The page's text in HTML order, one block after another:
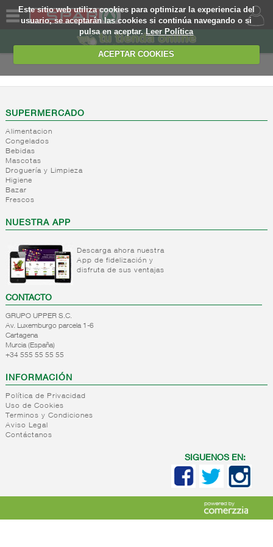
Este sitio web utiliza cookies para optimizar la experiencia del
usuario, se aceptarán las cookies si continúa navegando o si
pulsa en aceptar.Leer Política
ACEPTAR COOKIES
SOMOS
WEB
EJEMPLO
SUPERMERCADO
Alimentacion
Congelados
Bebidas
Mascotas
Droguería y Limpieza
Higiene
Bazar
Frescos
NUESTRA APP
Descarga ahora nuestra
App de fidelización y
disfruta de sus ventajas
CONTACTO
GRUPO UPPER S.C.
Av. Luxemburgo parcela 1-6
Cartagena
Murcia (España)
+34 555 55 55 55
INFORMACIÓN
Política de Privacidad
Uso de Cookies
Terminos y Condiciones
Aviso Legal
Contáctanos
SIGUENOS EN: